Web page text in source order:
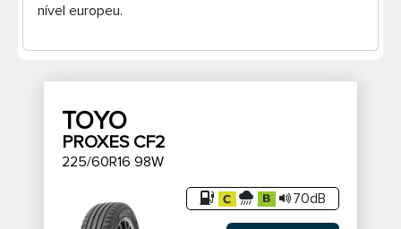
nível europeu.
TOYO
PROXES CF2
225/60R16 98W
70dB